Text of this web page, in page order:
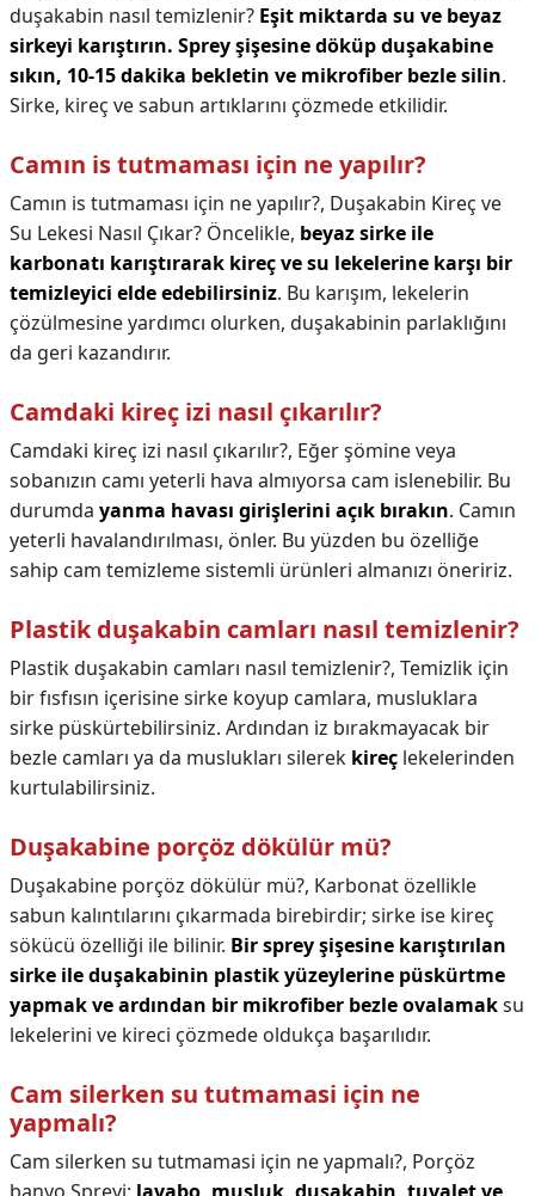
duşakabin nasıl temizlenir? Eşit miktarda su ve beyaz
sirkeyi karıştırın. Sprey şişesine döküp duşakabine
sıkın, 10-15 dakika bekletin ve mikrofiber bezle silin.
Sirke, kireç ve sabun artıklarını çözmede etkilidir.
Camın is tutmaması için ne yapılır?
Camın is tutmaması için ne yapılır?, Duşakabin Kireç ve
Su Lekesi Nasıl Çıkar? Öncelikle, beyaz sirke ile
karbonatı karıştırarak kireç ve su lekelerine karşı bir
temizleyici elde edebilirsiniz. Bu karışım, lekelerin
çözülmesine yardımcı olurken, duşakabinin parlaklığını
da geri kazandırır.
Camdaki kireç izi nasıl çıkarılır?
Camdaki kireç izi nasıl çıkarılır?, Eğer şömine veya
sobanızın camı yeterli hava almıyorsa cam islenebilir. Bu
durumda yanma havası girişlerini açık bırakın. Camın
yeterli havalandırılması, önler. Bu yüzden bu özelliğe
sahip cam temizleme sistemli ürünleri almanızı öneririz.
Plastik duşakabin camları nasıl temizlenir?
Plastik duşakabin camları nasıl temizlenir?, Temizlik için
bir fısfısın içerisine sirke koyup camlara, musluklara
sirke püskürtebilirsiniz. Ardından iz bırakmayacak bir
bezle camları ya da muslukları silerek kireç lekelerinden
kurtulabilirsiniz.
Duşakabine porçöz dökülür mü?
Duşakabine porçöz dökülür mü?, Karbonat özellikle
sabun kalıntılarını çıkarmada birebirdir; sirke ise kireç
sökücü özelliği ile bilinir. Bir sprey şişesine karıştırılan
sirke ile duşakabinin plastik yüzeylerine püskürtme
yapmak ve ardından bir mikrofiber bezle ovalamaksu
lekelerini ve kireci çözmede oldukça başarılıdır.
Cam silerken su tutmamasi için ne
yapmalı?
Cam silerken su tutmamasi için ne yapmalı?, Porçöz